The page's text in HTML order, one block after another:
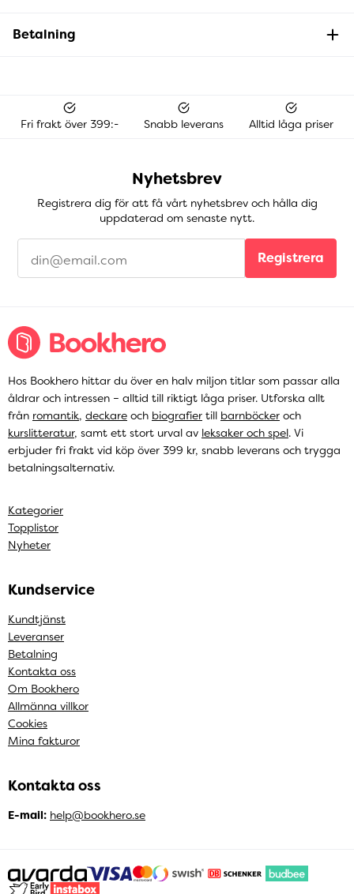
Betalning
Fri frakt över 399:- Snabb leverans Alltid låga priser
Nyhetsbrev
Registrera dig för att få vårt nyhetsbrev och hålla dig
uppdaterad om senaste nytt.
Registrera
Hos Bookhero hittar du över en halv miljon titlar som passar alla
åldrar och intressen – alltid till riktigt låga priser. Utforska allt
från romantik, deckare och biografier till barnböcker och
kurslitteratur, samt ett stort urval av leksaker och spel. Vi
erbjuder fri frakt vid köp över 399 kr, snabb leverans och trygga
betalningsalternativ.
Kategorier
Topplistor
Nyheter
Kundservice
Kundtjänst
Leveranser
Betalning
Kontakta oss
Om Bookhero
Allmänna villkor
Cookies
Mina fakturor
Kontakta oss
E-mail: help@bookhero.se